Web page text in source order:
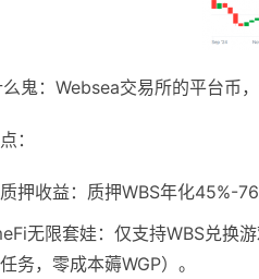
鬼：Websea交易所的平台币
：
押收益：质押WBS年化45%-
无限套娃：仅支持WBS兑换
务，零成本薅WGP）。